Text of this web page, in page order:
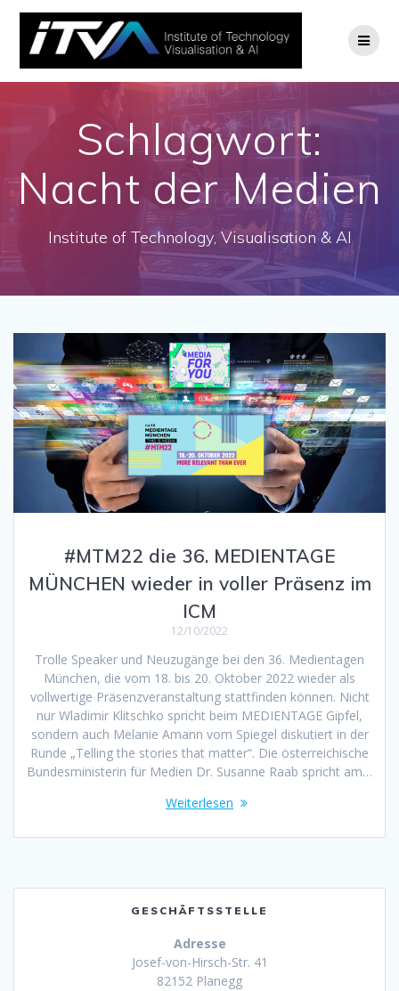
Zum
Inhalt
springen
Schlagwort:
Nacht der Medien
Institute of Technology, Visualisation & AI
#MTM22 die 36. MEDIENTAGE
MÜNCHEN wieder in voller Präsenz im
ICM
12/10/2022
Trolle Speaker und Neuzugänge bei den 36. Medientagen
München, die vom 18. bis 20. Oktober 2022 wieder als
vollwertige Präsenzveranstaltung stattfinden können. Nicht
nur Wladimir Klitschko spricht beim MEDIENTAGE Gipfel,
sondern auch Melanie Amann vom Spiegel diskutiert in der
Runde „Telling the stories that matter“. Die österreichische
Bundesministerin für Medien Dr. Susanne Raab spricht am…
Weiterlesen
GESCHÄFTSSTELLE
Adresse
Josef-von-Hirsch-Str. 41
82152 Planegg